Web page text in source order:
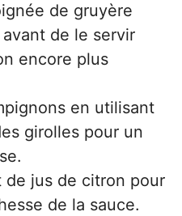
de gruyère
de le servir
encore plus
en utilisant
girolles pour un
jus de citron pour
de la sauce.